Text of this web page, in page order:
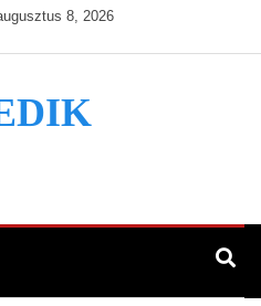
8, 2026